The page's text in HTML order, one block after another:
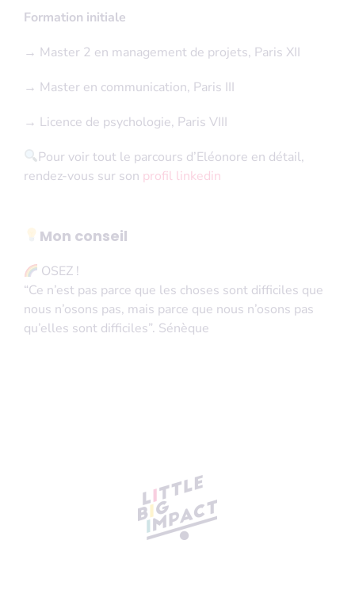
Formation initiale
→ Master 2 en management de projets, Paris XII
→ Master en communication, Paris III
→ Licence de psychologie, Paris VIII
Pour voir tout le parcours d’Eléonore en détail,
rendez-vous sur son profil linkedin
Mon conseil
OSEZ !
“Ce n’est pas parce que les choses sont difficiles que
nous n’osons pas, mais parce que nous n’osons pas
qu’elles sont difficiles”. Sénèque